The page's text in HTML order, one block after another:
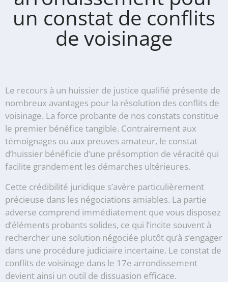
un constat de conflits
de voisinage
Le recours à un huissier de justice qualifié présente de
nombreux avantages pour la résolution des conflits de
voisinage. La force probante de nos constats constitue
le premier bénéfice tangible. Contrairement aux
témoignages ou aux preuves amateur, le constat
d’huissier bénéficie d’une présomption de véracité qui
facilite grandement les démarches ultérieures.
Cette crédibilité juridique s’avère particulièrement
précieuse dans les négociations amiables. La partie
adverse comprend immédiatement que vous disposez
d’éléments probants solides, ce qui l’incite souvent à
rechercher une solution négociée plutôt qu’à s’engager
dans une procédure judiciaire incertaine. Le constat de
conflits de voisinage dans le 17e arrondissement
devient ainsi un outil de dissuasion efficace.